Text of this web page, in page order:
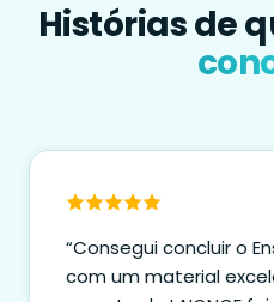
Histórias de
“Consegui concluir o
com um material